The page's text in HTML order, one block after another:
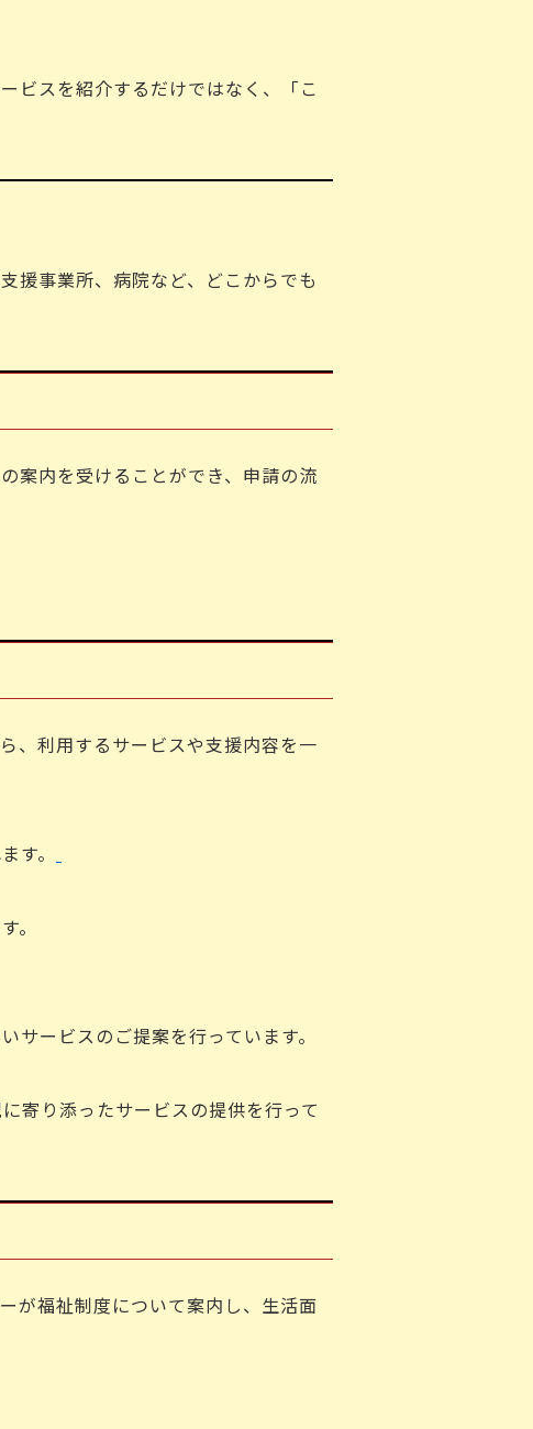
ビスを紹介するだけではなく、「こ
援事業所、病院など、どこからでも
案内を受けることができ、申請の流
、利用するサービスや支援内容を一
す。
。
ービスのご提案を行っています。
寄り添ったサービスの提供を行って
が福祉制度について案内し、生活面